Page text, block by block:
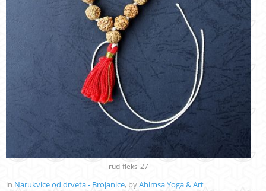
rud-fleks-27
in Narukvice od drveta - Brojanice, byAhimsa Yoga & Art